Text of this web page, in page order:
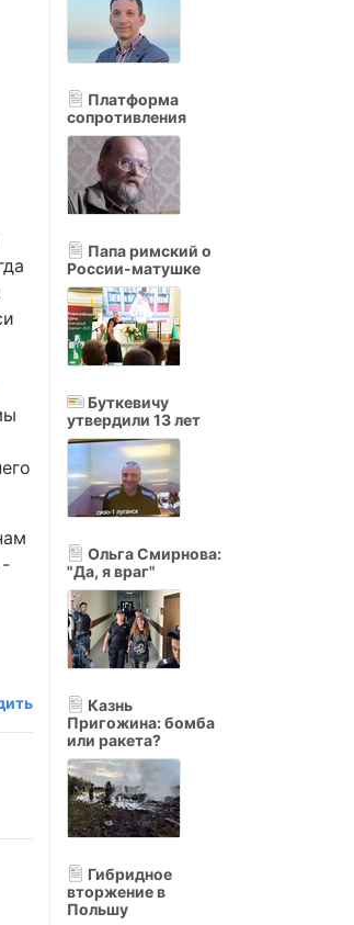
-
Платформа
сопротивления
Папа римский о
России-матушке
Буткевичу
утвердили 13 лет
Ольга Смирнова:
"Да, я враг"
Казнь
Пригожина: бомба
или ракета?
Гибридное
вторжение в
Польшу